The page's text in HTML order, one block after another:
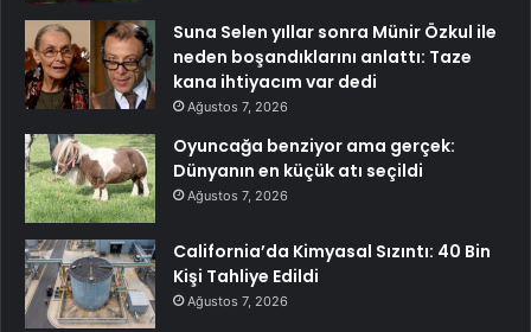
Suna Selen yıllar sonra Münir Özkul ile
neden boşandıklarını anlattı: Taze
kana ihtiyacım var dedi
Ağustos 7, 2026
Oyuncağa benziyor ama gerçek:
Dünyanın en küçük atı seçildi
Ağustos 7, 2026
California’da Kimyasal Sızıntı: 40 Bin
Kişi Tahliye Edildi
Ağustos 7, 2026